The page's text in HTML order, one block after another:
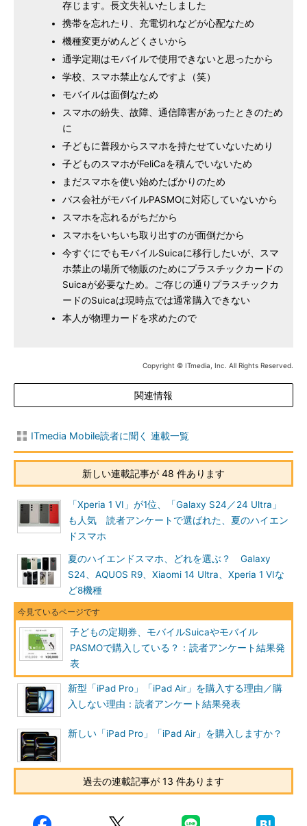
存じます。長文失礼いたしました
携帯を忘れたり、充電切れなどが心配なため
機種変更がめんどくさいから
通学定期はモバイルで使用できないと思ったから
学校、スマホ禁止なんですよ（笑）
モバイルは面倒なため
スマホの紛失、故障、通信障害があったときのため
に
子どもに普段からスマホを持たせていないためり
子どものスマホがFeliCaを積んでいないため
まだスマホを使い始めたばかりのため
バス会社がモバイルPASMOに対応していないから
スマホを忘れるがちだから
スマホをいちいち取り出すのが面倒だから
今すぐにでもモバイルSuicaに移行したいが、スマ
ホ禁止の場所で物販のためにプラスチックカードの
Suicaが必要なため。ご存じの通りプラスチックカ
ードのSuicaは現時点では通常購入できない
本人が物理カードを求めたので
Copyright © ITmedia, Inc. All Rights Reserved.
関連情報
ITmedia Mobile読者に聞く 連載一覧
新しい連載記事が 48 件あります
「Xperia 1 VI」が1位、「Galaxy S24／24 Ultra」
も人気 読者アンケートで選ばれた、夏のハイエン
ドスマホ
夏のハイエンドスマホ、どれを選ぶ？ Galaxy
S24、AQUOS R9、Xiaomi 14 Ultra、Xperia 1 VIな
ど8機種
子どもの定期券、モバイルSuicaやモバイル
PASMOで購入している？：読者アンケート結果発
表
新型「iPad Pro」「iPad Air」を購入する理由／購
入しない理由：読者アンケート結果発表
新しい「iPad Pro」「iPad Air」を購入しますか？
過去の連載記事が 13 件あります